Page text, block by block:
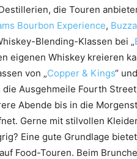
die Touren
Bourbon Experience,
Blending-Klassen bei „
eigenen Whiskey kreieren
von „Copper & Kings“
die Ausgehmeile Fourth
Abende bis in die
Gerne mit stilvollen
Eine gute Grundlage
Food-Touren. Beim